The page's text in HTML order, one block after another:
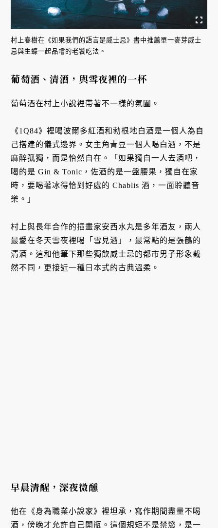
村上春樹在《如果我們的語言是威士忌》書中推薦單一麥芽威士
忌與生蠔一起品嚐的老饕吃法。
葡萄酒、清酒，與雪夜裡的一杯
葡萄酒在村上小說裡帶著不一樣的氛圍。
《1Q84》裡喝波爾多紅酒和勃根地白酒是一個人為自
己搭建的儀式邊界。女主角青豆一個人喝白酒，不是
麻醉孤獨，而是怡然自在。「如果獨自一人去酒吧，
喝的是 Gin & Tonic，佐酒的是一盤腰果，獨自在家
時，要喝著冰得恰到好處的 Chablis 酒，一面聆聽音
樂。」
村上與長年合作的插畫家安西水丸是多年酒友，兩人
最愛在冬天雪夜裡喝「雪見酒」，最常點的是張鶴的
清酒。這和他筆下那些獨飲威士忌的都市男子形象截
然不同，更接近一種日本式的古典溫柔。
早晨清醒，深夜微醺
他在《身為職業小說家》裡坦承，寫作期間盡量不喝
酒，傍晚才允許自己開瓶。這個規矩不是禁慾，是一